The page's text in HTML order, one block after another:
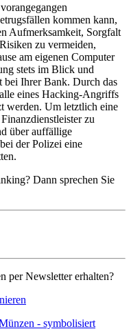
kommen kann,
Aufmerksamkeit, Sorgfalt
zu vermeiden,
am eigenen Computer
stets im Blick und
bei Ihrer Bank. Durch das
eines Hacking-Angriffs
werden. Um letztlich eine
zu
über auffällige
der Polizei eine
Dann sprechen Sie
per Newsletter erhalten?